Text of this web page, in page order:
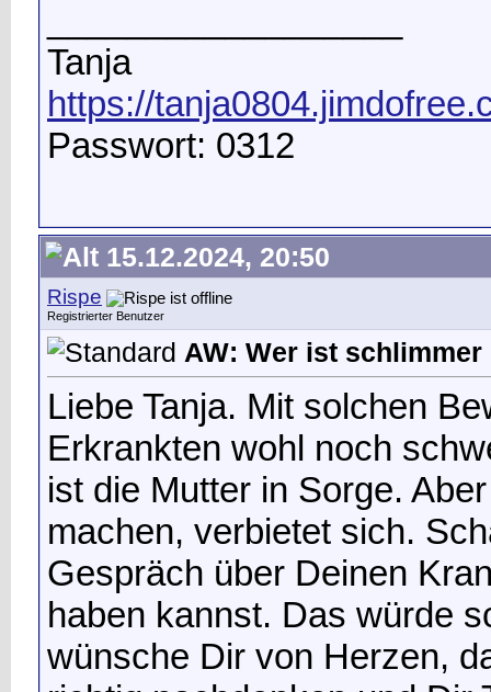
Tanja
https://
Passwort: 0312
15.12.2024, 20:50
Rispe
Registrierter Benutzer
AW: Wer ist schlimmer
Liebe Tanja. Mit solchen
Erkrankten wohl noch
ist die Mutter in Sorge.
machen, verbietet sich.
Gespräch über Deinen
haben kannst. Das würde
wünsche Dir von Herzen,